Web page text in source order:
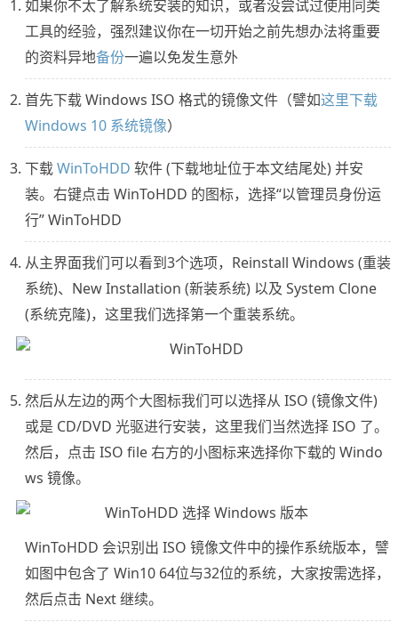
如果你不太了解系统安装的知识，或者没尝试过使用同类
工具的经验，强烈建议你在一切开始之前先想办法将重要
的资料异地备份一遍以免发生意外
首先下载 Windows ISO 格式的镜像文件（譬如这里下载
Windows 10 系统镜像）
下载WinToHDD 软件 (下载地址位于本文结尾处) 并安
装。右键点击 WinToHDD 的图标，选择“以管理员身份运
行” WinToHDD
从主界面我们可以看到3个选项，Reinstall Windows (重装
系统)、New Installation (新装系统) 以及 System Clone
(系统克隆)，这里我们选择第一个重装系统。
然后从左边的两个大图标我们可以选择从 ISO (镜像文件)
或是 CD/DVD 光驱进行安装，这里我们当然选择 ISO 了。
然后，点击 ISO file 右方的小图标来选择你下载的 Windo
ws 镜像。
WinToHDD 会识别出 ISO 镜像文件中的操作系统版本，譬
如图中包含了 Win10 64位与32位的系统，大家按需选择，
然后点击 Next 继续。